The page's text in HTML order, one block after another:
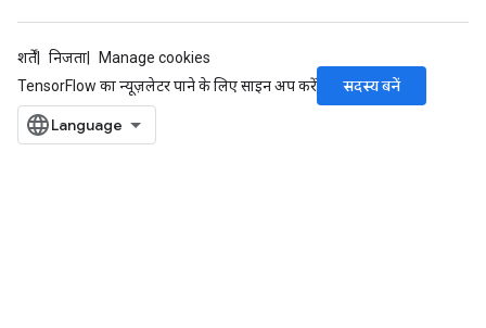
शर्तें निजता
Manage cookies
TensorFlow का न्यूज़लेटर पाने के लिए साइन अप करें
सदस्य बनें